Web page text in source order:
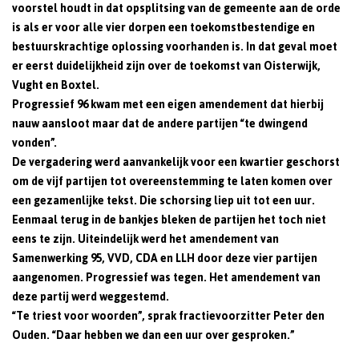
voorstel houdt in dat opsplitsing van de gemeente aan de orde
is als er voor alle vier dorpen een toekomstbestendige en
bestuurskrachtige oplossing voorhanden is. In dat geval moet
er eerst duidelijkheid zijn over de toekomst van Oisterwijk,
Vught en Boxtel.
Progressief 96 kwam met een eigen amendement dat hierbij
nauw aansloot maar dat de andere partijen “te dwingend
vonden”.
De vergadering werd aanvankelijk voor een kwartier geschorst
om de vijf partijen tot overeenstemming te laten komen over
een gezamenlijke tekst. Die schorsing liep uit tot een uur.
Eenmaal terug in de bankjes bleken de partijen het toch niet
eens te zijn. Uiteindelijk werd het amendement van
Samenwerking 95, VVD, CDA en LLH door deze vier partijen
aangenomen. Progressief was tegen. Het amendement van
deze partij werd weggestemd.
“Te triest voor woorden”, sprak fractievoorzitter Peter den
Ouden. “Daar hebben we dan een uur over gesproken.”